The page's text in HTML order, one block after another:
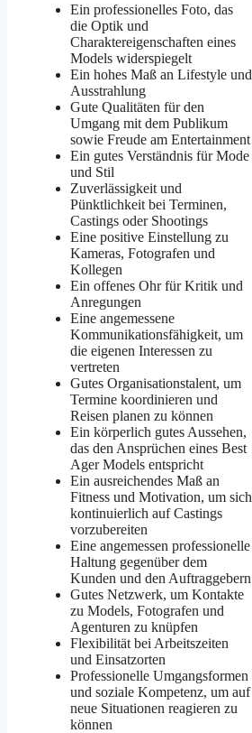
Ein professionelles Foto, das
die Optik und
Charaktereigenschaften eines
Models widerspiegelt
Ein hohes Maß an Lifestyle und
Ausstrahlung
Gute Qualitäten für den
Umgang mit dem Publikum
sowie Freude am Entertainment
Ein gutes Verständnis für Mode
und Stil
Zuverlässigkeit und
Pünktlichkeit bei Terminen,
Castings oder Shootings
Eine positive Einstellung zu
Kameras, Fotografen und
Kollegen
Ein offenes Ohr für Kritik und
Anregungen
Eine angemessene
Kommunikationsfähigkeit, um
die eigenen Interessen zu
vertreten
Gutes Organisationstalent, um
Termine koordinieren und
Reisen planen zu können
Ein körperlich gutes Aussehen,
das den Ansprüchen eines Best
Ager Models entspricht
Ein ausreichendes Maß an
Fitness und Motivation, um sich
kontinuierlich auf Castings
vorzubereiten
Eine angemessen professionelle
Haltung gegenüber dem
Kunden und den Auftraggebern
Gutes Netzwerk, um Kontakte
zu Models, Fotografen und
Agenturen zu knüpfen
Flexibilität bei Arbeitszeiten
und Einsatzorten
Professionelle Umgangsformen
und soziale Kompetenz, um auf
neue Situationen reagieren zu
können